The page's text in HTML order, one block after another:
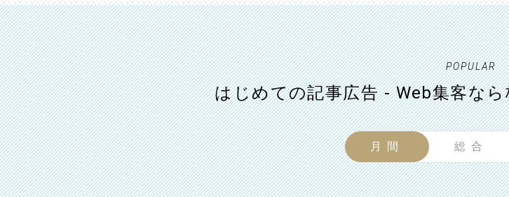
POPULAR
はじめての記事広告 - Web集客な
月間 総合